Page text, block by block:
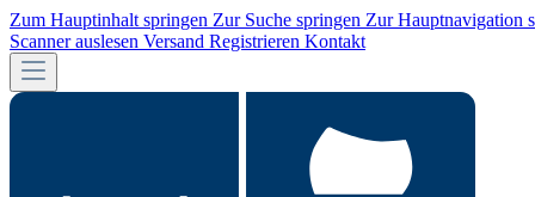
Zum Hauptinhalt springen Zur Suche springen Zur Hauptnavigation
Scanner auslesen Versand Registrieren Kontakt